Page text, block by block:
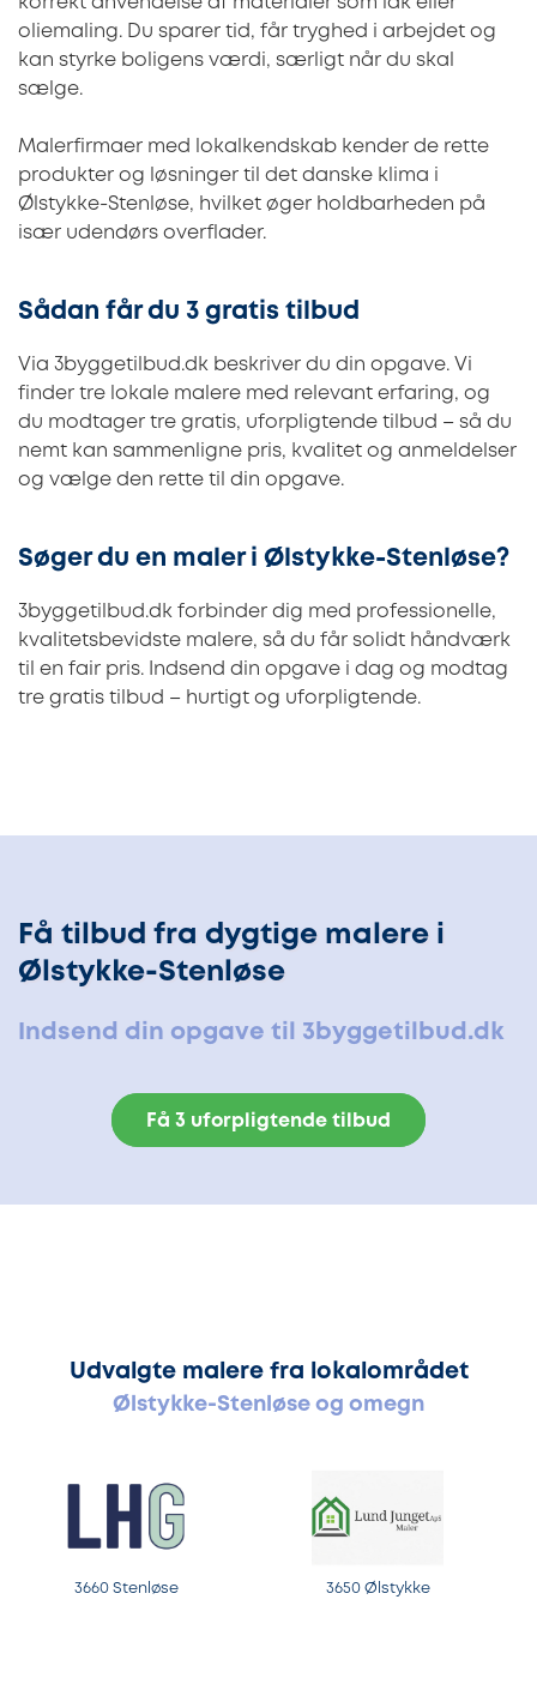
oliemaling. Du sparer tid, får tryghed i arbejdet og
kan styrke boligens værdi, særligt når du skal
sælge.
Malerfirmaer med lokalkendskab kender de rette
produkter og løsninger til det danske klima i
Ølstykke-Stenløse, hvilket øger holdbarheden på
især udendørs overflader.
Sådan får du 3 gratis tilbud
Via 3byggetilbud.dk beskriver du din opgave. Vi
finder tre lokale malere med relevant erfaring, og
du modtager tre gratis, uforpligtende tilbud – så du
nemt kan sammenligne pris, kvalitet og anmeldelser
og vælge den rette til din opgave.
Søger du en maler i Ølstykke-Stenløse?
3byggetilbud.dk forbinder dig med professionelle,
kvalitetsbevidste malere, så du får solidt håndværk
til en fair pris. Indsend din opgave i dag og modtag
tre gratis tilbud – hurtigt og uforpligtende.
Få tilbud fra dygtige malere i
Ølstykke-Stenløse
Indsend din opgave til 3byggetilbud.dk
Få 3 uforpligtende tilbud
Udvalgte malere fra lokalområdet
Ølstykke-Stenløse og omegn
3660 Stenløse 3650 Ølstykke